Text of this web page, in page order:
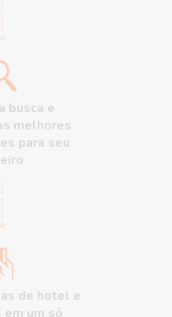
busca e
melhores
para seu
de hotel e
um só